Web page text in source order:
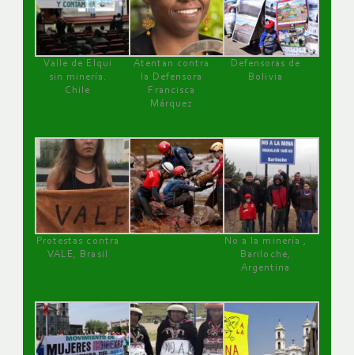
Valle de Elqui
sin minería.
Chile
Atentan contra
la Defensora
Francisca
Márquez
Defensoras de
Bolivia
Protestas contra
VALE, Brasil
No a la minería ,
Bariloche,
Argentina